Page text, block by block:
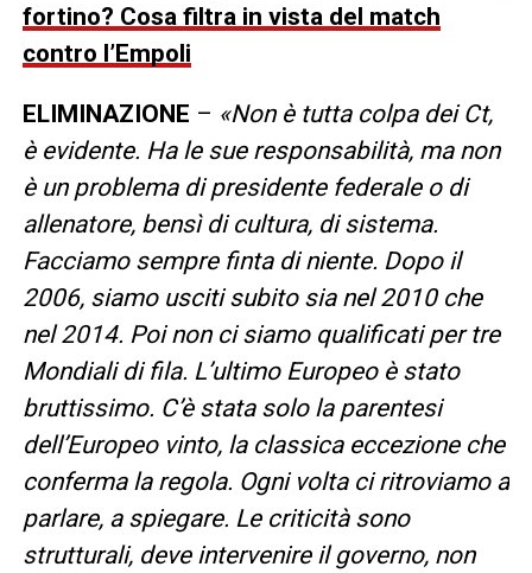
fortino? Cosa filtra in vista del match
contro l’Empoli
ELIMINAZIONE – «Non è tutta colpa dei Ct,
è evidente. Ha le sue responsabilità, ma non
è un problema di presidente federale o di
allenatore, bensì di cultura, di sistema.
Facciamo sempre finta di niente. Dopo il
2006, siamo usciti subito sia nel 2010 che
nel 2014. Poi non ci siamo qualificati per tre
Mondiali di fila. L’ultimo Europeo è stato
bruttissimo. C’è stata solo la parentesi
dell’Europeo vinto, la classica eccezione che
conferma la regola. Ogni volta ci ritroviamo a
parlare, a spiegare. Le criticità sono
strutturali, deve intervenire il governo, non